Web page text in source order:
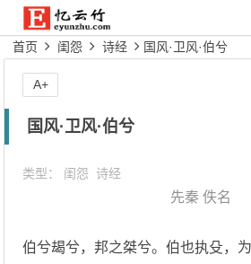
首页 闺怨 诗经 国风·卫风·伯兮
国风·卫风·伯兮
类型： 闺怨 诗经
先秦 佚名
伯兮朅兮，邦之桀兮。伯也执殳，
A+